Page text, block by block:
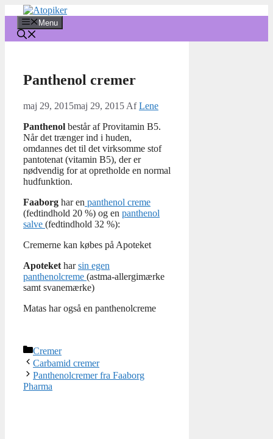
indhold
Menu
Panthenol cremer
maj 29, 2015maj 29, 2015 AfLene
Panthenol består af Provitamin B5.
Når det trænger ind i huden,
omdannes det til det virksomme stof
pantotenat (vitamin B5), der er
nødvendig for at opretholde en normal
hudfunktion.
Faaborg har en panthenol creme
(fedtindhold 20 %) og en panthenol
salve (fedtindhold 32 %):
Cremerne kan købes på Apoteket
Apoteket harsin egen
panthenolcreme (astma-allergimærke
samt svanemærke)
Matas har også en panthenolcreme
Kategorier
Cremer
Carbamid cremer
Panthenolcremer fra Faaborg
Pharma